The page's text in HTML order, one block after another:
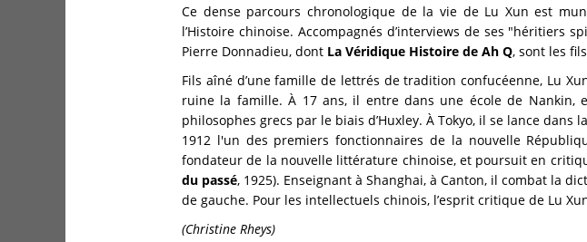
Ce dense parcours chronologique de la vie de Lu Xun est
l’Histoire chinoise. Accompagnés d’interviews de ses "héritiers
Pierre Donnadieu, dont La Véridique Histoire de Ah Q, sont les
Fils aîné d’une famille de lettrés de tradition confucéenne, Lu
ruine la famille. À 17 ans, il entre dans une école de Nankin,
philosophes grecs par le biais d’Huxley. À Tokyo, il se lance
1912 l'un des premiers fonctionnaires de la nouvelle
fondateur de la nouvelle littérature chinoise, et poursuit en
du passé, 1925). Enseignant à Shanghai, à Canton, il combat la
de gauche. Pour les intellectuels chinois, l’esprit critique de Lu
(Christine Rheys)